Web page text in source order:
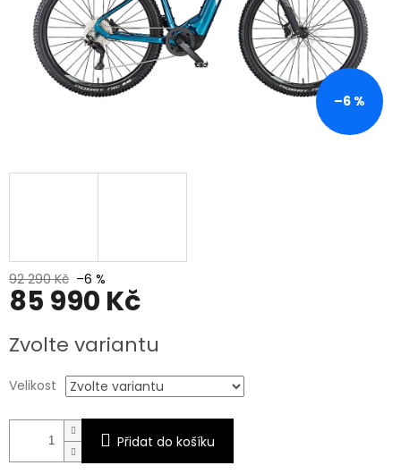
–6 %
92 290 Kč –6 %
85 990 Kč
cena:
Zvolte variantu
Velikost
Přidat do košíku